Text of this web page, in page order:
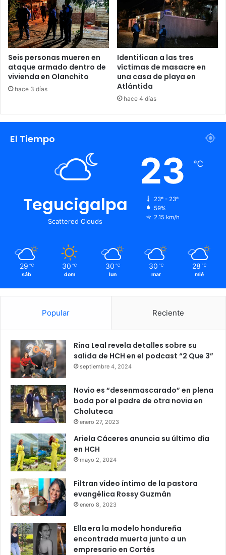
Seis personas mueren en
ataque armado dentro de
vivienda en Olanchito
hace 3 días
Identifican a las tres
víctimas de masacre en
una casa de playa en
Atlántida
hace 4 días
El Tiempo
Tegucigalpa
Scattered Clouds
23 ℃
23º - 23º
59%
2.15 km/h
29 ℃
sáb
30 ℃
dom
30 ℃
lun
30 ℃
mar
28 ℃
mié
Popular Reciente
Rina Leal revela detalles sobre su
salida de HCH en el podcast “2 Que 3”
septiembre 4, 2024
Novio es “desenmascarado” en plena
boda por el padre de otra novia en
Choluteca
enero 27, 2023
Ariela Cáceres anuncia su último día
en HCH
mayo 2, 2024
Filtran vídeo íntimo de la pastora
evangélica Rossy Guzmán
enero 8, 2023
Ella era la modelo hondureña
encontrada muerta junto a un
empresario en Cortés